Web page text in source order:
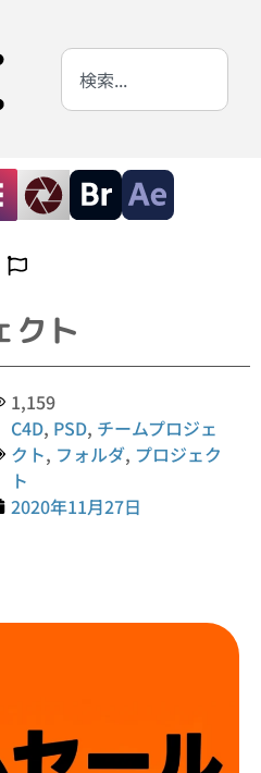
クト
1,159
C4D, PSD, チームプロジェ
クト, フォルダ, プロジェク
ト
2020年11月27日